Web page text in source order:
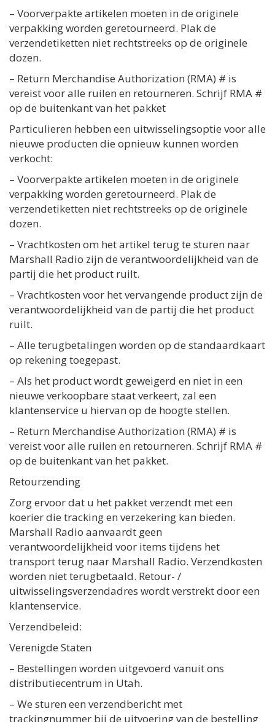
– Voorverpakte artikelen moeten in de originele
verpakking worden geretourneerd. Plak de
verzendetiketten niet rechtstreeks op de originele
dozen.
– Return Merchandise Authorization (RMA) # is
vereist voor alle ruilen en retourneren. Schrijf RMA #
op de buitenkant van het pakket
Particulieren hebben een uitwisselingsoptie voor alle
nieuwe producten die opnieuw kunnen worden
verkocht:
– Voorverpakte artikelen moeten in de originele
verpakking worden geretourneerd. Plak de
verzendetiketten niet rechtstreeks op de originele
dozen.
– Vrachtkosten om het artikel terug te sturen naar
Marshall Radio zijn de verantwoordelijkheid van de
partij die het product ruilt.
– Vrachtkosten voor het vervangende product zijn de
verantwoordelijkheid van de partij die het product
ruilt.
– Alle terugbetalingen worden op de standaardkaart
op rekening toegepast.
– Als het product wordt geweigerd en niet in een
nieuwe verkoopbare staat verkeert, zal een
klantenservice u hiervan op de hoogte stellen.
– Return Merchandise Authorization (RMA) # is
vereist voor alle ruilen en retourneren. Schrijf RMA #
op de buitenkant van het pakket.
Retourzending
Zorg ervoor dat u het pakket verzendt met een
koerier die tracking en verzekering kan bieden.
Marshall Radio aanvaardt geen
verantwoordelijkheid voor items tijdens het
transport terug naar Marshall Radio. Verzendkosten
worden niet terugbetaald. Retour- /
uitwisselingsverzendadres wordt verstrekt door een
klantenservice.
Verzendbeleid:
Verenigde Staten
– Bestellingen worden uitgevoerd vanuit ons
distributiecentrum in Utah.
– We sturen een verzendbericht met
trackingnummer bij de uitvoering van de bestelling